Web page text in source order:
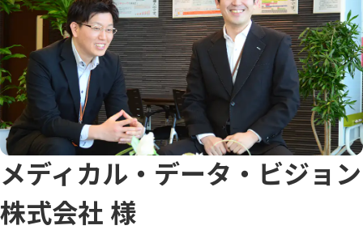
メディカル・データ・ビジョン
株式会社 様